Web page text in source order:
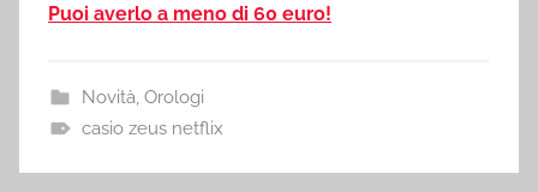
Puoi averlo a meno di 60 euro!
Novità Orologi
casio zeus netflix